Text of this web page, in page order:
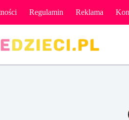
Regulamin Reklama